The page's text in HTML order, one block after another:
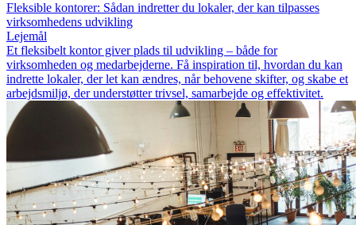
Fleksible kontorer: Sådan indretter du lokaler, der kan tilpasses
virksomhedens udvikling
Lejemål
Et fleksibelt kontor giver plads til udvikling – både for
virksomheden og medarbejderne. Få inspiration til, hvordan du kan
indrette lokaler, der let kan ændres, når behovene skifter, og skabe et
arbejdsmiljø, der understøtter trivsel, samarbejde og effektivitet.